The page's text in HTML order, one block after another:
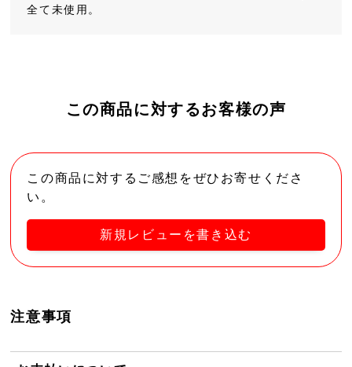
全て未使用。
この商品に対するお客様の声
この商品に対するご感想をぜひお寄せくださ
い。
新規レビューを書き込む
注意事項